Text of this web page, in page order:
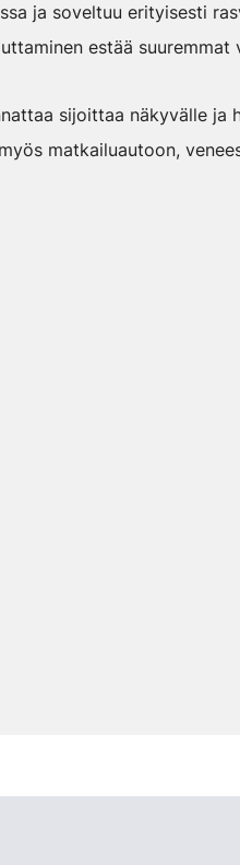
ja soveltuu erityisesti
estää suuremmat
sijoittaa näkyvälle ja
matkailuautoon,